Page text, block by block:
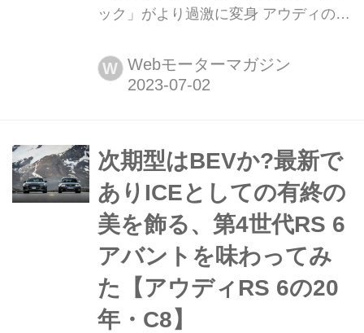
ック」がより過激に変身 アウディのア
バージョンとして君臨する「RSアバン
ト」と「RS7スポーツバック」がさら
プされ、3.4秒で0から100km/hまでを
駆け抜ける。
W Webモーターマガジン
次期型はBEVか?最新で
ありICEとしての有終の
美を飾る、第4世代RS 6
アバントを味わってみ
た【アウディRS 6の20
年・C8】